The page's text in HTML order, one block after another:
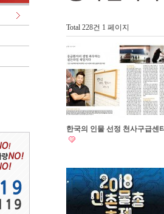
Total 228건 1 페이지
한국의 인물 선정 천사구급센